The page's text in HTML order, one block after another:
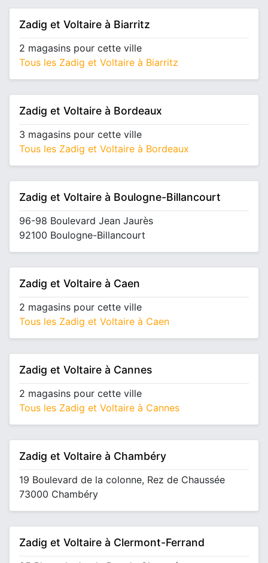
Zadig et Voltaire à Biarritz
2 magasins pour cette ville
Tous les Zadig et Voltaire à Biarritz
Zadig et Voltaire à Bordeaux
3 magasins pour cette ville
Tous les Zadig et Voltaire à Bordeaux
Zadig et Voltaire à Boulogne-Billancourt
96-98 Boulevard Jean Jaurès
92100 Boulogne-Billancourt
Zadig et Voltaire à Caen
2 magasins pour cette ville
Tous les Zadig et Voltaire à Caen
Zadig et Voltaire à Cannes
2 magasins pour cette ville
Tous les Zadig et Voltaire à Cannes
Zadig et Voltaire à Chambéry
19 Boulevard de la colonne, Rez de Chaussée
73000 Chambéry
Zadig et Voltaire à Clermont-Ferrand